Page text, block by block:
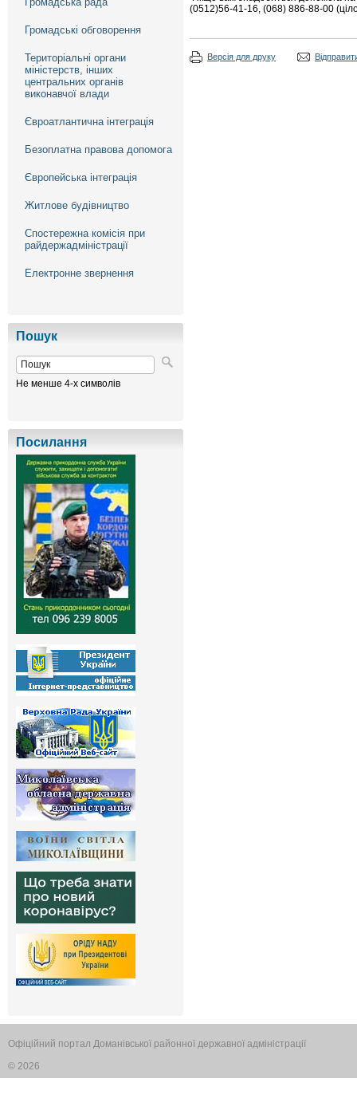
Громадські обговорення
Територіальні органи
міністерств, інших
центральних органів
виконавчої влади
Євроатлантична інтеграція
Безоплатна правова допомога
Європейська інтеграція
Житлове будівництво
Спостережна комісія при
райдержадміністрації
Електронне звернення
Пошук
Не менше 4-х символів
Посилання
(0512)56-41-16, (068) 886-88-00
Версія для друку
Офіційний портал Доманівської районної державної адміністрації
© 2026